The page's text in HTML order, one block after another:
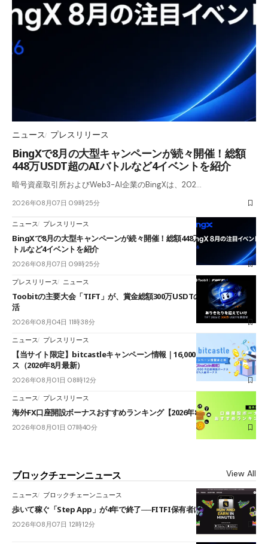
ニュース プレスリリース
BingXで8月の大型キャンペーンが続々開催！総額
448万USDT超のAIバトルなど4イベントを紹介
暗号資産取引所およびWeb3-AI企業のBingXは、202…
2026年08月07日 09時25分
ニュース プレスリリース
BingXで8月の大型キャンペーンが続々開催！総額448万USDT超のAIバ
トルなど4イベントを紹介
2026年08月07日 09時25分
プレスリリース ニュース
Toobitの主要大会「TIFT」が、賞金総額300万USDTのレースとして復
活
2026年08月04日 11時38分
ニュース プレスリリース
【当サイト限定】bitcastleキャンペーン情報｜16,000円口座開設ボーナ
ス（2026年8月最新）
2026年08月01日 08時12分
ニュース プレスリリース
海外FX口座開設ボーナスおすすめランキング【2026年8月最新】
2026年08月01日 07時40分
ブロックチェーンニュース View All
ニュース ブロックチェーンニュース
歩いて稼ぐ「Step App」が4年で終了──FITFI保有者に対応呼びかけ
2026年08月07日 12時12分